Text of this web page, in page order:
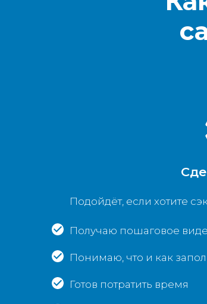
Подойдёт, если хотите
Получаю пошаговое
Понимаю, что и как
Готов потратить время